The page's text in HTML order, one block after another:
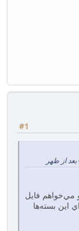
#1
مي‌خواهم فايل
اين بسته‌ها